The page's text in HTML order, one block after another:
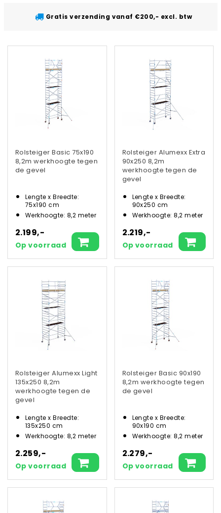
Gratis verzending vanaf €200,- excl. btw
Rolsteiger Basic 75x190
8,2m werkhoogte tegen
de gevel
Lengte x Breedte:
75x190 cm
Werkhoogte: 8,2 meter
2.199,-
Op voorraad
Rolsteiger Alumexx Extra
90x250 8,2m
werkhoogte tegen de
gevel
Lengte x Breedte:
90x250 cm
Werkhoogte: 8,2 meter
2.219,-
Op voorraad
Rolsteiger Alumexx Light
135x250 8,2m
werkhoogte tegen de
gevel
Lengte x Breedte:
135x250 cm
Werkhoogte: 8,2 meter
2.259,-
Op voorraad
Rolsteiger Basic 90x190
8,2m werkhoogte tegen
de gevel
Lengte x Breedte:
90x190 cm
Werkhoogte: 8,2 meter
2.279,-
Op voorraad